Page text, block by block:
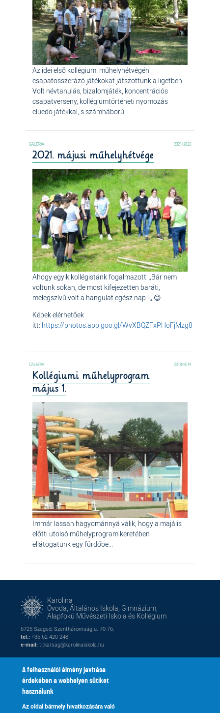
Az idei első kollégiumi műhelyhétvégén
csapatösszerázó játékokat játszottunk a ligetben.
Volt névtanulás, bizalomjáték, koncentrációs
csapatverseny, kollégiumtörténeti nyomozás
cluedo játékkal, s számháború.
2021/2022
2021. májusi műhelyhétvége
Ahogy egyik kollégistánk fogalmazott: „Bár nem
voltunk sokan, de most kifejezetten baráti,
melegszívű volt a hangulat egész nap ! „ 😊
Képek elérhetőek
itt: https://photos.app.goo.gl/WvXBQZFxPHoFjMzg8
2018/2019
Kollégiumi műhelyprogram
május 1.
Immár lassan hagyománnyá válik, hogy a majális
előtti utolsó műhelyprogram keretében
ellátogatunk egy fürdőbe...
Karolina
Óvoda, Általános Iskola, Gimnázium,
Alapfokú Művészeti Iskola és Kollégium
6725 Szeged, Szentháromság u. 70-76.
tel.: +36 62 420 248
e-mail: titkarsag@karolinaiskola.hu
A felhasználói élmény javítása
érdekében a webhelyen sütiket
használunk
Az oldal bármely hivatkozására való